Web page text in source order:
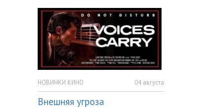
НОВИНКИ КИНО 04 августа
Внешняя угроза